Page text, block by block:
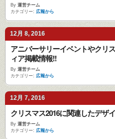
By 運営チーム
カテゴリー: 広報から
12月 8, 2016
アニバーサリーイベントやクリ
ィア掲載情報!!
By 運営チーム
カテゴリー: 広報から
12月 7, 2016
クリスマス2016に関連したデザ
By 運営チーム
カテゴリー: 広報から